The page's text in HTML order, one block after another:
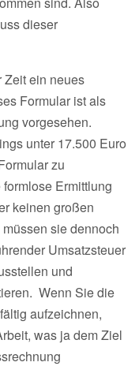
dieser
Zeit ein neues
Formular ist als
vorgesehen.
unter 17.500 Euro
zu
Ermittlung
keinen großen
sie dennoch
Umsatzsteuer
und
Wenn Sie die
aufzeichnen,
was ja dem Ziel